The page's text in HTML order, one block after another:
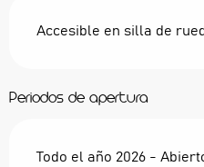
Accesible en silla de
Periodos de apertura
Todo el año 2026 -